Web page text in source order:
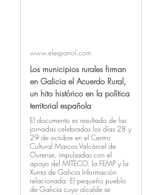
www.elespanol.com
Los municipios rurales firman
en Galicia el Acuerdo Rural,
un hito histórico en la política
territorial española
El documento es resultado de las
jornadas celebradas los días 28 y
29 de octubre en el Centro
Cultural Marcos Valcárcel de
Ourense, impulsadas con el
apoyo del MITECO, la FEMP y la
Xunta de Galicia Información
relacionada: El pequeño pueblo
de Galicia cuyo alcalde se